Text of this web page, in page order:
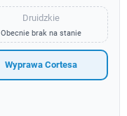
Druidzkie
Obecnie brak na stanie
Wyprawa Cortesa